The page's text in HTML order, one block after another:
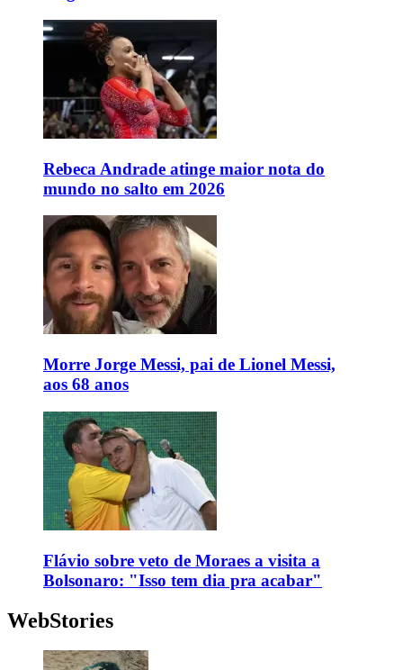
Rebeca Andrade atinge maior nota do
mundo no salto em 2026
Morre Jorge Messi, pai de Lionel Messi,
aos 68 anos
Flávio sobre veto de Moraes a visita a
Bolsonaro: "Isso tem dia pra acabar"
WebStories